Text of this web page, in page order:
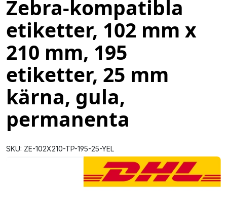
Zebra-kompatibla
etiketter, 102 mm x
210 mm, 195
etiketter, 25 mm
kärna, gula,
permanenta
SKU: ZE-102X210-TP-195-25-YEL